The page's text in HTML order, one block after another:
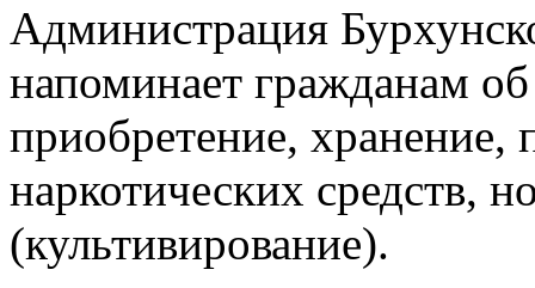
Администрация
напоминает гражданам об
приобретение, хранение,
наркотических средств,
(культивирование).